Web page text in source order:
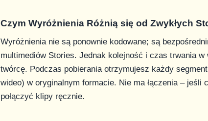
Czym Wyróżnienia Różnią się od Zwykłych
Wyróżnienia nie są ponownie kodowane; są
multimediów Stories. Jednak kolejność i czas trwania
twórcę. Podczas pobierania otrzymujesz każdy
wideo) w oryginalnym formacie. Nie ma łączenia –
połączyć klipy ręcznie.